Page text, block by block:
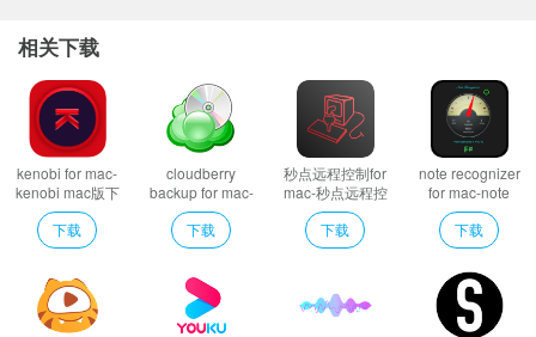
相关下载
kenobi for mac-
kenobi mac版下
载 v1.3.1
下载
cloudberry
backup for mac-
cloudberry
backup mac版下
载 v4.0.0.260
下载
秒点远程控制for
mac-秒点远程控
制mac版下载
v1.1.7
下载
note recognizer
for mac-note
recognizer mac
版下载 v1.0
下载